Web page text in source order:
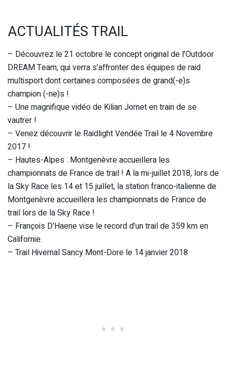
ACTUALITÉS TRAIL
– Découvrez le 21 octobre le concept original de l’Outdoor
DREAM Team, qui verra s’affronter des équipes de raid
multisport dont certaines composées de grand(-e)s
champion (-ne)s !
– Une magnifique vidéo de Kilian Jornet en train de se
vautrer !
– Venez découvrir le Raidlight Vendée Trail le 4 Novembre
2017 !
– Hautes-Alpes : Montgenèvre accueillera les
championnats de France de trail ! A la mi-juillet 2018, lors de
la Sky Race les 14 et 15 juillet, la station franco-italienne de
Montgenèvre accueillera les championnats de France de
trail lors de la Sky Race !
– François D’Haene vise le record d’un trail de 359 km en
Californie.
– Trail Hivernal Sancy Mont-Dore le 14 janvier 2018